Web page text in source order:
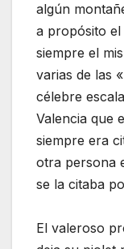
algún
a propósito
siempre el
varias de las
célebre
Valencia que
siempre era
otra persona
se la citaba
El valeroso